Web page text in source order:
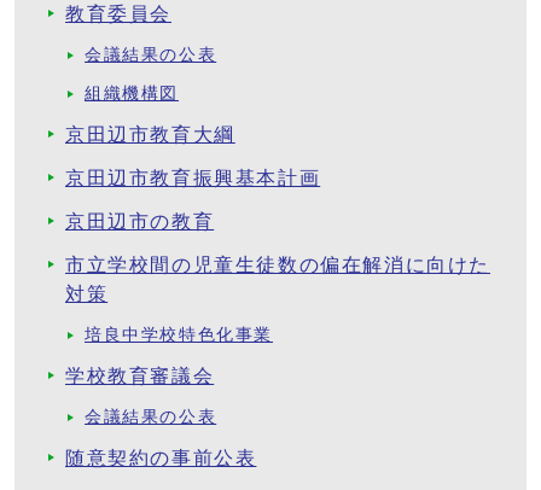
教育委員会
会議結果の公表
組織機構図
京田辺市教育大綱
京田辺市教育振興基本計画
京田辺市の教育
市立学校間の児童生徒数の偏在解消に向けた
対策
培良中学校特色化事業
学校教育審議会
会議結果の公表
随意契約の事前公表